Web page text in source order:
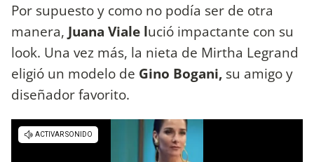
Por supuesto y como no podía ser de otra
manera, Juana Viale lució impactante con su
look. Una vez más, la nieta de Mirtha Legrand
eligió un modelo de Gino Bogani, su amigo y
diseñador favorito.